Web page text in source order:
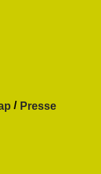
Presse